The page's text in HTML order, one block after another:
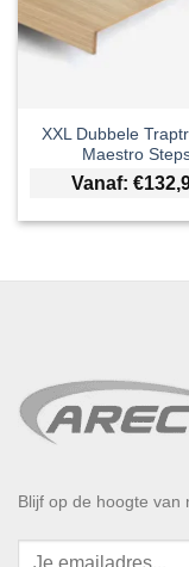
XXL Dubbele
Maestro
Vanaf: €
Blijf op de hoogte van